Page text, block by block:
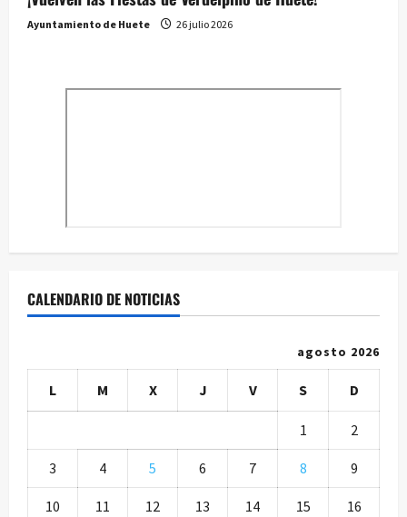
Ayuntamiento de Huete 26 julio 2026
CALENDARIO DE NOTICIAS
agosto 2026
L M X J V S D
1 2
3 4 5 6 7 8 9
10 11 12 13 14 15 16